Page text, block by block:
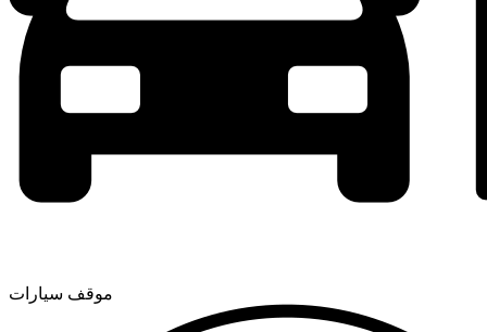
موقف سيارات